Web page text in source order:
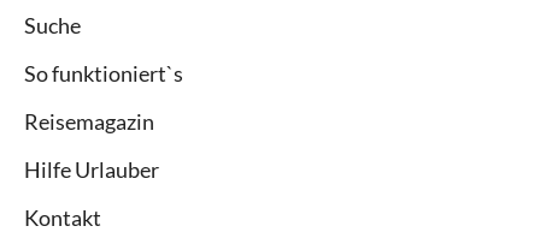
Suche
So funktioniert`s
Reisemagazin
Hilfe Urlauber
Kontakt